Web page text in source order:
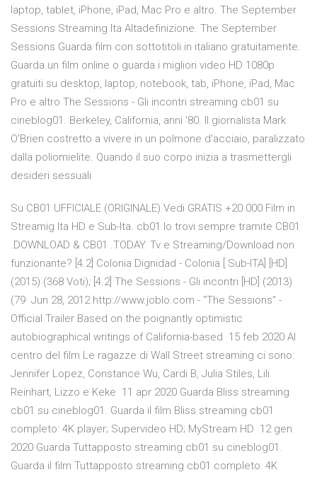
laptop, tablet, iPhone, iPad, Mac Pro e altro. The September
Sessions Streaming Ita Altadefinizione. The September
Sessions Guarda film con sottotitoli in italiano gratuitamente.
Guarda un film online o guarda i migliori video HD 1080p
gratuiti su desktop, laptop, notebook, tab, iPhone, iPad, Mac
Pro e altro The Sessions - Gli incontri streaming cb01 su
cineblog01. Berkeley, California, anni '80. Il giornalista Mark
O'Brien costretto a vivere in un polmone d'acciaio, paralizzato
dalla poliomielite. Quando il suo corpo inizia a trasmettergli
desideri sessuali
Su CB01 UFFICIALE (ORIGINALE) Vedi GRATIS +20.000 Film in
Streamig Ita HD e Sub-Ita. cb01 lo trovi sempre tramite CB01
.DOWNLOAD & CB01 .TODAY. Tv e Streaming/Download non
funzionante? [4.2] Colonia Dignidad - Colonia [ Sub-ITA] [HD]
(2015) (368 Voti); [4.2] The Sessions - Gli incontri [HD] (2013)
(79 Jun 28, 2012 http://www.joblo.com - "The Sessions" -
Official Trailer Based on the poignantly optimistic
autobiographical writings of California-based 15 feb 2020 Al
centro del film Le ragazze di Wall Street streaming ci sono:
Jennifer Lopez, Constance Wu, Cardi B, Julia Stiles, Lili
Reinhart, Lizzo e Keke 11 apr 2020 Guarda Bliss streaming
cb01 su cineblog01. Guarda il film Bliss streaming cb01
completo: 4K player; Supervideo HD; MyStream HD 12 gen
2020 Guarda Tuttapposto streaming cb01 su cineblog01.
Guarda il film Tuttapposto streaming cb01 completo: 4K